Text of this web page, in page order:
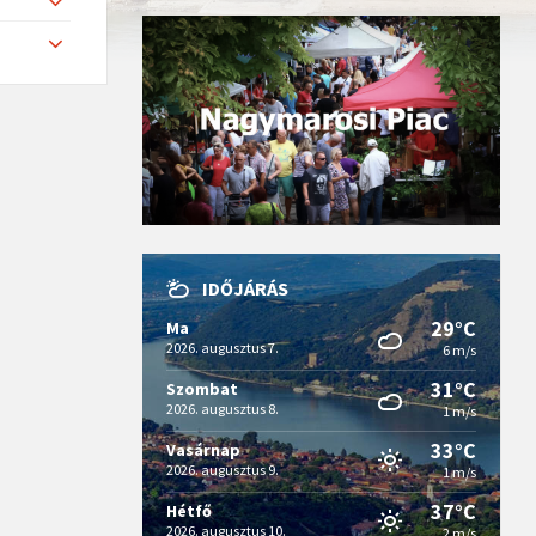
IDŐJÁRÁS
Ma
2026. augusztus 7.
29°C
6 m/s
Szombat
2026. augusztus 8.
31°C
1 m/s
Vasárnap
2026. augusztus 9.
33°C
1 m/s
Hétfő
2026. augusztus 10.
37°C